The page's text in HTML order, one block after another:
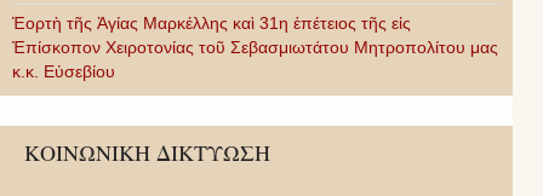
Ἑορτὴ τῆς Ἁγίας Μαρκέλλης καὶ 31η ἐπέτειος τῆς εἰς
Ἐπίσκοπον Χειροτονίας τοῦ Σεβασμιωτάτου Μητροπολίτου μας
κ.κ. Εὐσεβίου
ΚΟΙΝΩΝΙΚΗ ΔΙΚΤΥΩΣΗ